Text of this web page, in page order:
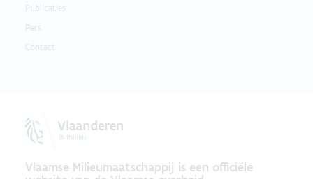
Publicaties
Pers
Contact
Vlaamse Milieumaatschappij is een officiële